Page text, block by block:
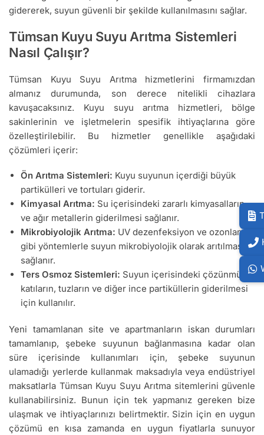
gidererek, suyun güvenli bir şekilde kullanılmasını sağlar.
Tümsan Kuyu Suyu Arıtma Sistemleri
Nasıl Çalışır?
Tümsan Kuyu Suyu Arıtma hizmetlerini firmamızdan
almanız durumunda, son derece nitelikli cihazlara
kavuşacaksınız. Kuyu suyu arıtma hizmetleri, bölge
sakinlerinin ve işletmelerin spesifik ihtiyaçlarına göre
özelleştirilebilir. Bu hizmetler genellikle aşağıdaki
çözümleri içerir:
Ön Arıtma Sistemleri: Kuyu suyunun içerdiği büyük
partikülleri ve tortuları giderir.
Kimyasal Arıtma: Su içerisindeki zararlı kimyasalların
ve ağır metallerin giderilmesi sağlanır.
Mikrobiyolojik Arıtma: UV dezenfeksiyon ve ozonlama
gibi yöntemlerle suyun mikrobiyolojik olarak arıtılması
sağlanır.
Ters Osmoz Sistemleri: Suyun içerisindeki çözünmüş
katıların, tuzların ve diğer ince partiküllerin giderilmesi
için kullanılır.
Yeni tamamlanan site ve apartmanların iskan durumları
tamamlanıp, şebeke suyunun bağlanmasına kadar olan
süre içerisinde kullanımları için, şebeke suyunun
ulamadığı yerlerde kullanmak maksadıyla veya endüstriyel
maksatlarla Tümsan Kuyu Suyu Arıtma sitemlerini güvenle
kullanabilirsiniz. Bunun için tek yapmanız gereken bize
ulaşmak ve ihtiyaçlarınızı belirtmektir. Sizin için en uygun
çözümü en kısa zamanda en uygun fiyatlarla sunuyor